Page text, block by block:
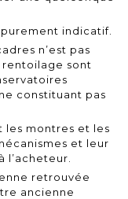
indicatif.
n’est pas
rentoilage sont
constituant pas
les montres et les
et leur
retrouvée
ancienne